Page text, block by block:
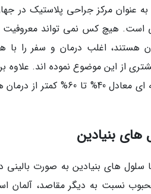
عنوان مرکز جراحی پلاستیک در
هیچ کس نمی تواند معروفیت و
هستند، اغلب درمان و سفر را
از این موضوع نموده اند. علاوه
است. بسیاری از روش های درمانی،
های بنیادین
های بنیادین به صورت بالینی
نسبت به دیگر مقاصد، آلمان